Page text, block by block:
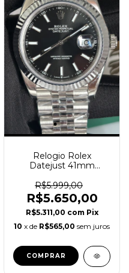
Relogio Rolex
Datejust 41mm
Preto Super Clone
R$5.999,00
R$5.650,00
R$5.311,00 com Pix
10 x de R$565,00 sem juros